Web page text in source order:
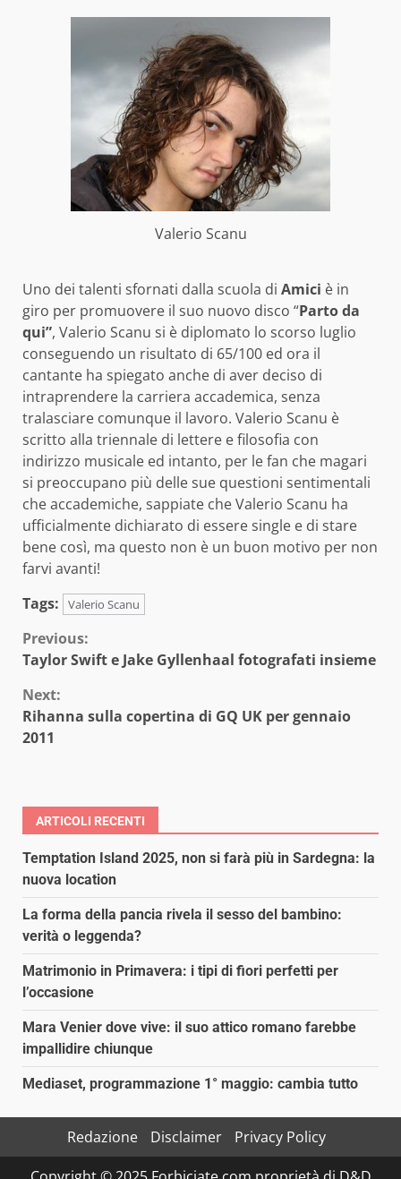
Valerio Scanu
Uno dei talenti sfornati dalla scuola di Amici è in
giro per promuovere il suo nuovo disco “Parto da
qui”, Valerio Scanu si è diplomato lo scorso luglio
conseguendo un risultato di 65/100 ed ora il
cantante ha spiegato anche di aver deciso di
intraprendere la carriera accademica, senza
tralasciare comunque il lavoro. Valerio Scanu è
scritto alla triennale di lettere e filosofia con
indirizzo musicale ed intanto, per le fan che magari
si preoccupano più delle sue questioni sentimentali
che accademiche, sappiate che Valerio Scanu ha
ufficialmente dichiarato di essere single e di stare
bene così, ma questo non è un buon motivo per non
farvi avanti!
Tags:
Valerio Scanu
Continue
Reading
Previous:
Taylor Swift e Jake Gyllenhaal fotografati insieme
Next:
Rihanna sulla copertina di GQ UK per gennaio
2011
ARTICOLI RECENTI
Temptation Island 2025, non si farà più in Sardegna: la
nuova location
La forma della pancia rivela il sesso del bambino:
verità o leggenda?
Matrimonio in Primavera: i tipi di fiori perfetti per
l’occasione
Mara Venier dove vive: il suo attico romano farebbe
impallidire chiunque
Mediaset, programmazione 1° maggio: cambia tutto
Redazione Disclaimer
Privacy Policy